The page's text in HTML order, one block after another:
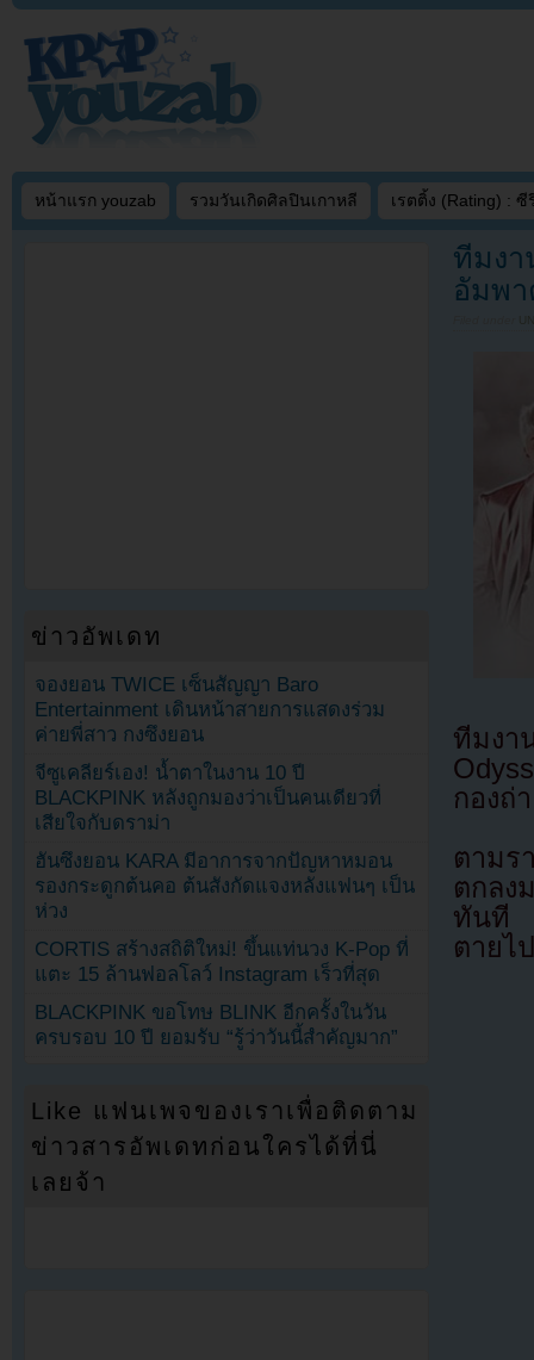
หน้าแรก youzab รวมวันเกิดศิลปินเกาหลี เรตติ้ง (Rating) : ซี
ทีมงา
อัมพา
ทีมง
กองถ่
ตามร
ตกลง
ทันที
ตายไ
ข่าวอัพเดท
จองยอน TWICE เซ็นสัญญา Baro
Entertainment เดินหน้าสายการแสดงร่วม
ค่ายพี่สาว กงซึงยอน
จีซูเคลียร์เอง! น้ำตาในงาน 10 ปี
BLACKPINK หลังถูกมองว่าเป็นคนเดียวที่
เสียใจกับดราม่า
ฮันซึงยอน KARA มีอาการจากปัญหาหมอน
รองกระดูกต้นคอ ต้นสังกัดแจงหลังแฟนๆ เป็น
ห่วง
CORTIS สร้างสถิติใหม่! ขึ้นแท่นวง K-Pop ที่
แตะ 15 ล้านฟอลโลว์ Instagram เร็วที่สุด
BLACKPINK ขอโทษ BLINK อีกครั้งในวัน
ครบรอบ 10 ปี ยอมรับ “รู้ว่าวันนี้สำคัญมาก”
Like แฟนเพจของเราเพื่อติดตาม
ข่าวสารอัพเดทก่อนใครได้ที่นี่
เลยจ้า